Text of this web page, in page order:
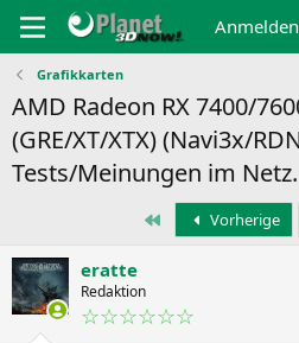
Anmelden
Grafikkarten
AMD Radeon RX 7400/
(GRE/XT/XTX) (Navi3x/
Tests/Meinungen im
Erste Vorherige
eratte
Redaktion
☆☆☆☆☆☆